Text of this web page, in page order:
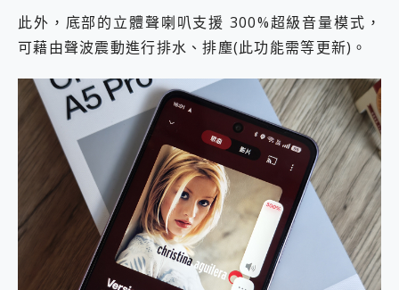
此外，底部的立體聲喇叭支援 300%超級音量模式，
可藉由聲波震動進行排水、排塵(此功能需等更新)。